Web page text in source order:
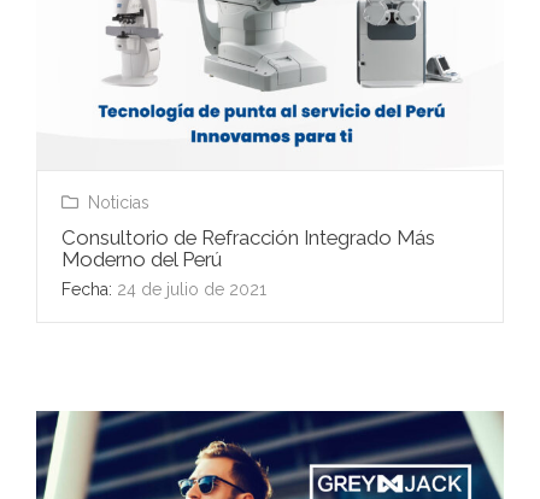
Noticias
Consultorio de Refracción Integrado Más
Moderno del Perú
Fecha: 24 de julio de 2021